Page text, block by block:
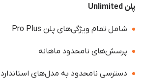
پلن Unlimited
شامل تمام ویژگی‌های پلن Pro Plus
پرسش‌های نامحدود ماهانه
دسترسی نامحدود به مدل‌های استاندارد